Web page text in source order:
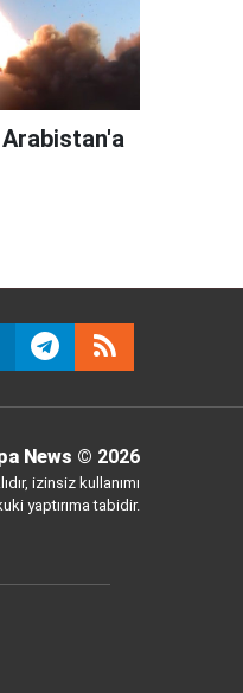
News © 2026
izinsiz kullanımı
yaptırıma tabidir.